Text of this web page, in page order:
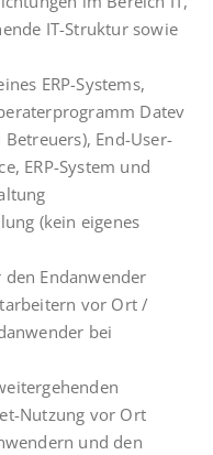
IT-Struktur sowie
ERP-Systems,
Datev
End-User-
ERP-System und
(kein eigenes
Endanwender
vor Ort /
bei
Nutzung vor Ort
und den